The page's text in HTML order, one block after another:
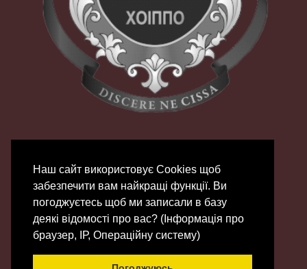
Наш сайт використовує Сookies щоб
забезпечити вам найкращі функції. Ви
погоджуєтесь щоб ми записали в базу
деякі відомості про вас? (Інформація про
браузер, ІР, Операційну систему)
© 2007 - 2026 | ХОЦНТТУМ